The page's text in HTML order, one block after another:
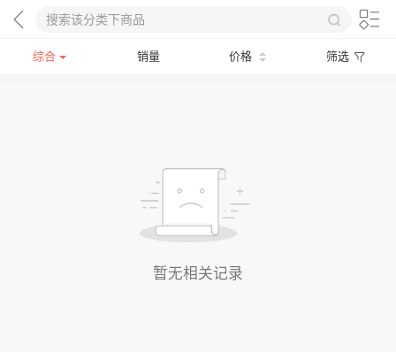
综合 销量 价格 筛选
暂无相关记录